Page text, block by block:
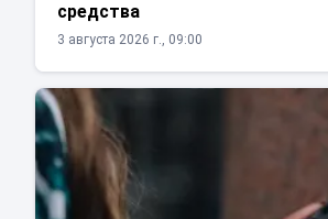
средства
3 августа 2026 г., 09:00